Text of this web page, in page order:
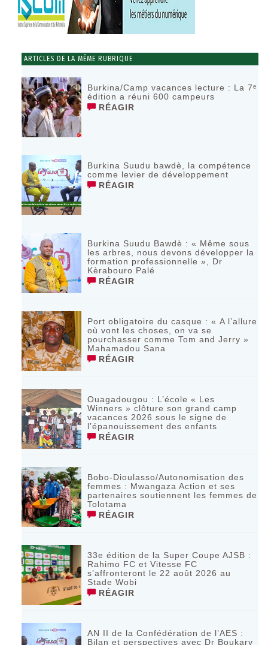
ARTICLES DE LA MÊME RUBRIQUE
Burkina/Camp vacances lecture : La 7ᵉ
édition a réuni 600 campeurs
RÉAGIR
Burkina Suudu bawdè, la compétence
comme levier de développement
RÉAGIR
Burkina Suudu Bawdè : « Même sous
les arbres, nous devons développer la
formation professionnelle », Dr
Kèrabouro Palé
RÉAGIR
Port obligatoire du casque : « A l’allure
où vont les choses, on va se
pourchasser comme Tom and Jerry »
Mahamadou Sana
RÉAGIR
Ouagadougou : L’école « Les
Winners » clôture son grand camp
vacances 2026 sous le signe de
l’épanouissement des enfants
RÉAGIR
Bobo-Dioulasso/Autonomisation des
femmes : Mwangaza Action et ses
partenaires soutiennent les femmes de
Tolotama
RÉAGIR
33e édition de la Super Coupe AJSB :
Rahimo FC et Vitesse FC
s’affronteront le 22 août 2026 au
Stade Wobi
RÉAGIR
AN II de la Confédération de l’AES :
Bilan et perspectives avec Dr Boukary